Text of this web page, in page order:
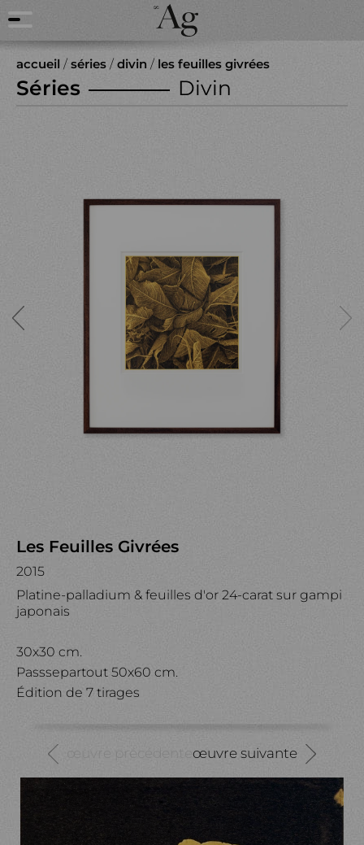
accueil / séries / divin / les feuilles givrées
Séries Divin
Les Feuilles Givrées
2015
Platine-palladium & feuilles d'or 24-carat sur gampi
japonais
30x30 cm.
Passsepartout 50x60 cm.
Édition de 7 tirages
œuvre précédente œuvre suivante